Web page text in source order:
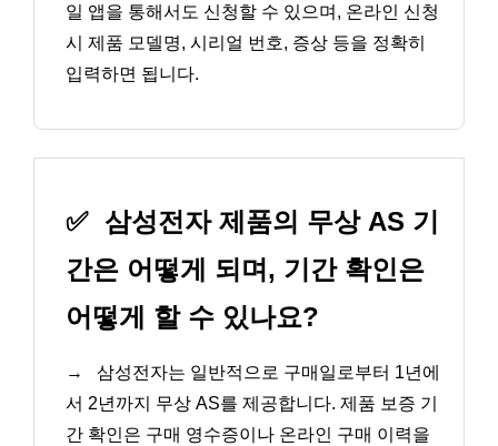
일 앱을 통해서도 신청할 수 있으며, 온라인 신청
시 제품 모델명, 시리얼 번호, 증상 등을 정확히
입력하면 됩니다.
✅ 삼성전자 제품의 무상 AS 기
간은 어떻게 되며, 기간 확인은
어떻게 할 수 있나요?
→
삼성전자는 일반적으로 구매일로부터 1년에
서 2년까지 무상 AS를 제공합니다. 제품 보증 기
간 확인은 구매 영수증이나 온라인 구매 이력을